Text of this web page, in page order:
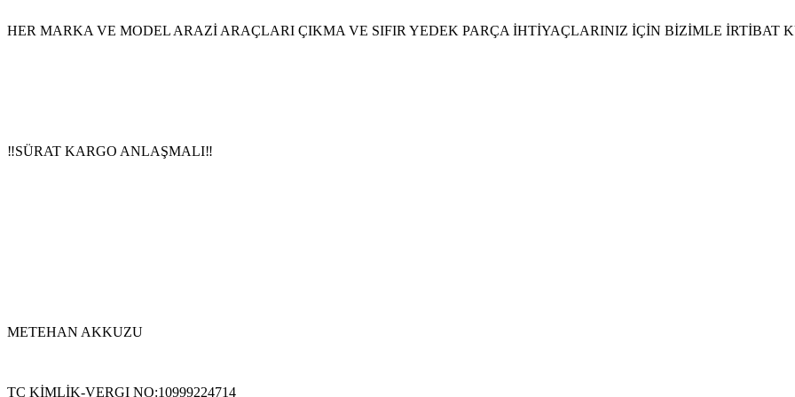
HER MARKA VE MODEL ARAZİ ARAÇLARI ÇIKMA VE SIFIR YEDEK PARÇA İHTİYAÇLARINIZ İÇİN BİZİMLE İRTİBAT
‼️SÜRAT KARGO ANLAŞMALI‼️
METEHAN AKKUZU
TC KİMLİK-VERGI NO:10999224714